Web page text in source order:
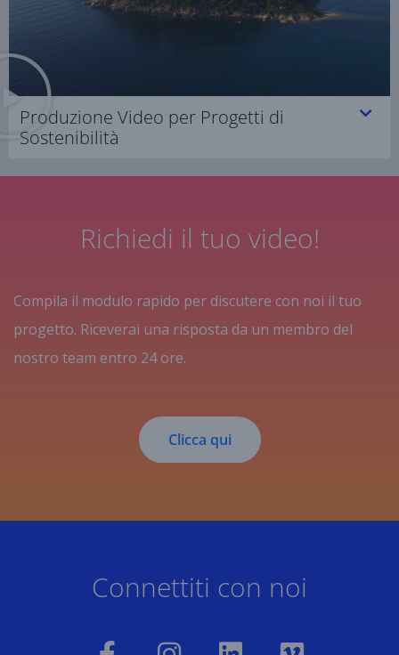
Produzione Video per Progetti di
Sostenibilità
Richiedi il tuo video!
Compila il modulo rapido per discutere con noi il tuo
progetto. Riceverai una risposta da un membro del
nostro team entro 24 ore.
Clicca qui
Connettiti con noi